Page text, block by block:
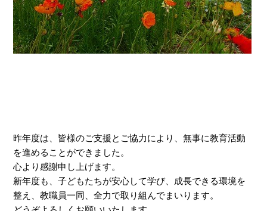
昨年度は、皆様のご支援とご協力により、無事に教育活動
を進めることができました。
心より感謝申し上げます。
新年度も、子どもたちが安心して学び、成長できる環境を
整え、教職員一同、全力で取り組んでまいります。